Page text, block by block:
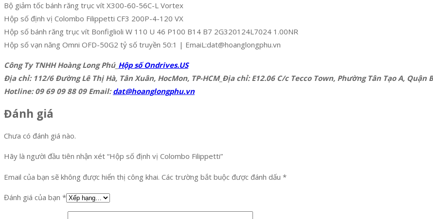
Bộ giảm tốc bánh răng trục vít X300-60-56C-L Vortex
Hộp số định vị Colombo Filippetti CF3 200P-4-120 VX
Hộp số bánh răng trục vít Bonfiglioli W 110 U 46 P100 B14 B7 2G320124L7024 1.00NR
Hộp số vạn năng Omni OFD-50G2 tỷ số truyền 50:1 | EmaiL:dat@hoanglongphu.vn
Công Ty TNHH Hoàng Long Phú_ Hộp số Ondrives.US
Địa chỉ: 112/6 Đường Lê Thị Hà, Tân Xuân, HocMon, TP-HCM_Địa chỉ: E12.06 C/c Tecco Town, Phường Tân Tạo A, Quận
Hotline: 09 69 09 88 09 Email:dat@hoanglongphu.vn
Đánh giá
Chưa có đánh giá nào.
Hãy là người đầu tiên nhận xét “Hộp số định vị Colombo Filippetti”
Email của bạn sẽ không được hiển thị công khai. Các trường bắt buộc được đánh dấu *
Đánh giá của bạn *